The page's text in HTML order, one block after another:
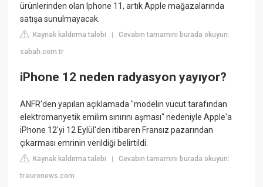
ürünlerinden olan Iphone 11, artık Apple mağazalarında
satışa sunulmayacak.
Kaynak kaldırma talebi |Cevabın tamamını burada okuyun:
sabah.com.tr
iPhone 12 neden radyasyon yayıyor?
ANFR'den yapılan açıklamada "modelin vücut tarafından
elektromanyetik emilim sınırını aşması" nedeniyle Apple'a
iPhone 12'yi 12 Eylül'den itibaren Fransız pazarından
çıkarması emrinin verildiği belirtildi.
Kaynak kaldırma talebi |Cevabın tamamını burada okuyun:
tr.euronews.com